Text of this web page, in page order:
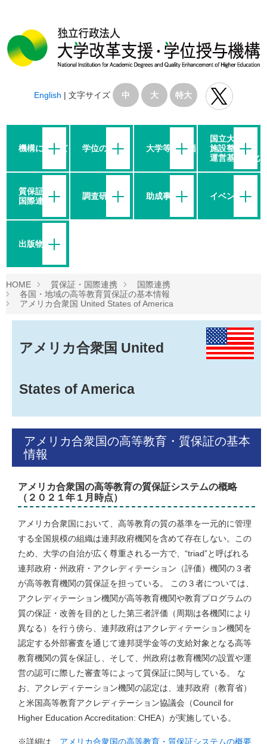
English | 文字サイズ 中 大 特大
機構について 学位の授与 大学等の評価
国立大学の
施設整備・
運営基盤強化
質保証・
国際連携
調査研究 助成事業 イベント
出版物等
HOME 質保証・国際連携
国際連携
各国・地域の高等教育質保証の基本情報
アメリカ合衆国 United States of America
アメリカ合衆国 United
States of America
アメリカ合衆国の高等教育・質保証の基本
情報
アメリカ合衆国の高等教育の質保証システムの概略
（２０２１年１月時点）
アメリカ合衆国において、高等教育の質の基準を一元的に管理
する全国規模の組織は連邦政府機関を含めて存在しない。この
ため、大学の自治が広く尊重される一方で、“triad”と呼ばれる
連邦政府・州政府・アクレディテーション（評価）機関の３者
が高等教育機関の質保証を担っている。 この３者については、
アクレディテーション機関が高等教育機関や教育プログラムの
質の保証・改善を目的とした第三者評価（周期は各機関により
異なる）を行う傍ら、連邦政府はアクレディテーション機関を
認定する外部審査を通じて連邦奨学金等の支給対象となる高等
教育機関の質を保証し、そして、州政府は教育機関の設置や運
営の認可に際した審査等によって質保証に関与している。 な
お、アクレディテーション機関の認定は、連邦政府（教育省）
と米国高等教育アクレディテーション協議会（Council for
Higher Education Accreditation: CHEA）が実施している。
※詳細は、 アメリカ合衆国の高等教育・質保証システムの概要